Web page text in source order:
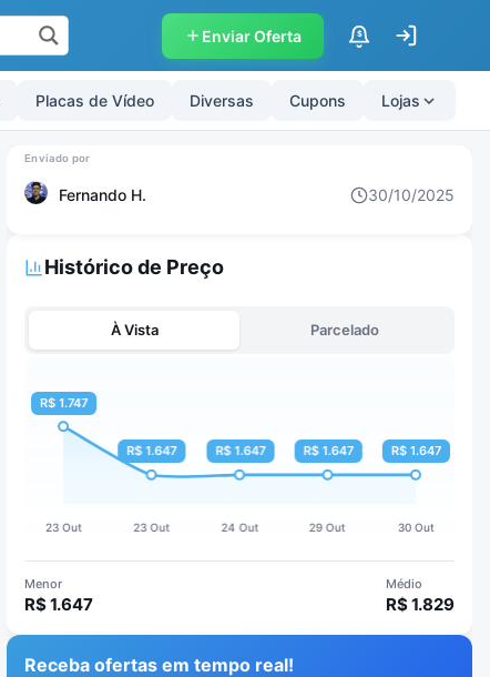
Enviar Oferta $
Placas de Vídeo Diversas Cupons Lojas
Fernando H. 30/10/2025
Histórico de Preço
À Vista Parcelado
Menor
R$ 1.647
Médio
R$ 1.829
Receba ofertas em tempo real!